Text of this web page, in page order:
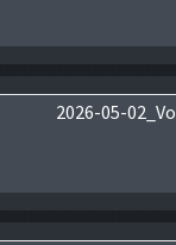
2026-05-